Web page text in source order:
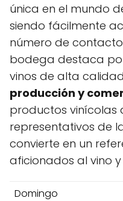
única en el mundo
siendo fácilmente
número de contacto
bodega destaca
vinos de alta
producción y
productos vinícolas
representativos de
convierte en un
aficionados al vino
Domingo